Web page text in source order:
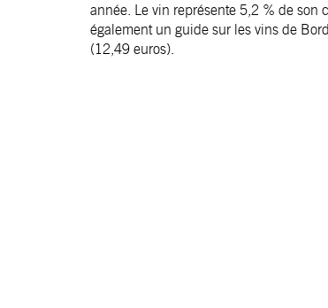
année. Le vin représente 5,2 % de son
également un guide sur les vins de
(12,49 euros).